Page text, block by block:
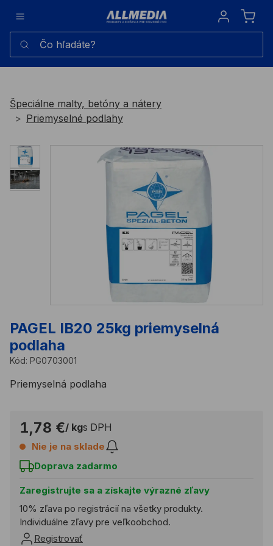
Sign in
Čo hľadáte?
Špeciálne malty, betóny a nátery
Priemyselné podlahy
PAGEL IB20 25kg priemyselná
podlaha
Kód: PG0703001
Priemyselná podlaha
1,78 €/ kgs DPH
Nie je na sklade
Doprava zadarmo
Zaregistrujte sa a získajte výrazné zľavy
10% zľava po registrácií na všetky produkty.
Individuálne zľavy pre veľkoobchod.
Registrovať